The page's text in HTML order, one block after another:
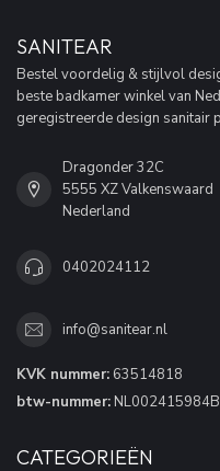
SANITEAR
Bestel voordelig & stijlvol
beste badkamer winkel van
geregistreerde design sanitair
Dragonder 32C
5555 XZ Valkenswaard
Nederland
0402024112
info@sanitear.nl
KVK nummer: 63514818
btw-nummer:
CATEGORIEËN